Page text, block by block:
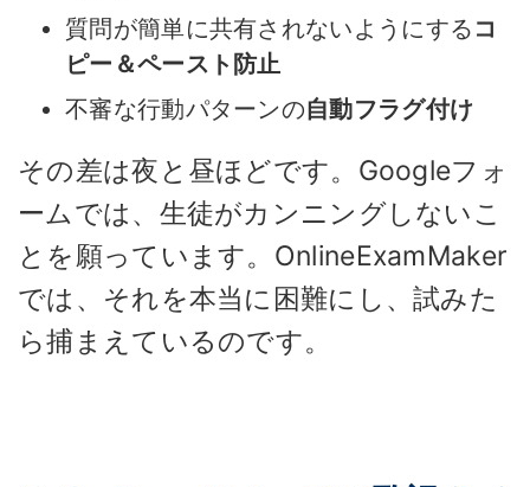
質問が簡単に共有されないようにする コ
ピー＆ペースト防止
不審な行動パターンの自動フラグ付け
その差は夜と昼ほどです。Googleフォ
ームでは、生徒がカンニングしないこ
とを願っています。OnlineExamMaker
では、それを本当に困難にし、試みた
ら捕まえているのです。